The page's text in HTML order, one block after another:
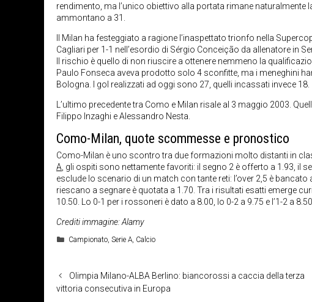
rendimento, ma l’unico obiettivo alla portata rimane
ammontano a 31.
Il Milan ha festeggiato a ragione l’inaspettato trionfo nella
Cagliari per 1-1 nell’esordio di Sérgio Conceição da allenatore in
Il rischio è quello di non riuscire a ottenere nemmeno la
Paulo Fonseca aveva prodotto solo 4 sconfitte, ma i meneghini
Bologna. I gol realizzati ad oggi sono 27, quelli incassati invece 18.
L’ultimo precedente tra Como e Milan risale al 3 maggio 2003.
Filippo Inzaghi e Alessandro Nesta.
Como-Milan, quote scommesse e pronostico
Como-Milan è uno scontro tra due formazioni molto distanti in
A , gli ospiti sono nettamente favoriti: il segno 2 è offerto a 1.93, il
esclude lo scenario di un match con tante reti: l’over 2,5 è
riescano a segnare è quotata a 1.70. Tra i risultati esatti emerge
10.50. Lo 0-1 per i rossoneri è dato a 8.00, lo 0-2 a 9.75 e l’1-2 a
Crediti immagine: Alamy
Categorie
Campionato,Serie A, Calcio
Olimpia Milano-ALBA Berlino: biancorossi a caccia della terza
vittoria consecutiva in Europa